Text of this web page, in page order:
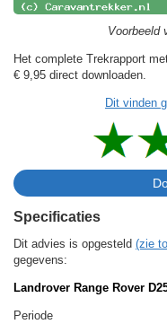
Voorbeeld
Het complete Trekrapport
€ 9,95 direct downloaden.
Dit vinden
Specificaties
Dit advies is opgesteld (zie
gegevens:
Landrover Range Rover
Periode